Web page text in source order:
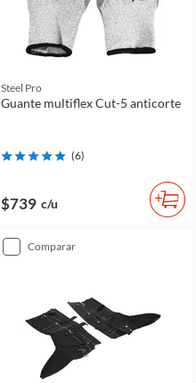
Steel Pro
Guante multiflex Cut-5 anticorte
(6)
$739 c/u
comparar